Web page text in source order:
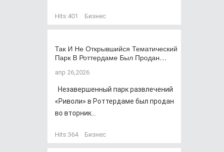
Hits:401 Бизнес
Так И Не Открывшийся Тематический
Парк В Роттердаме Был Продан…
апр 26,2026
Незавершенный парк развлечений
«Риволи» в Роттердаме был продан
во вторник...
Hits:364 Бизнес